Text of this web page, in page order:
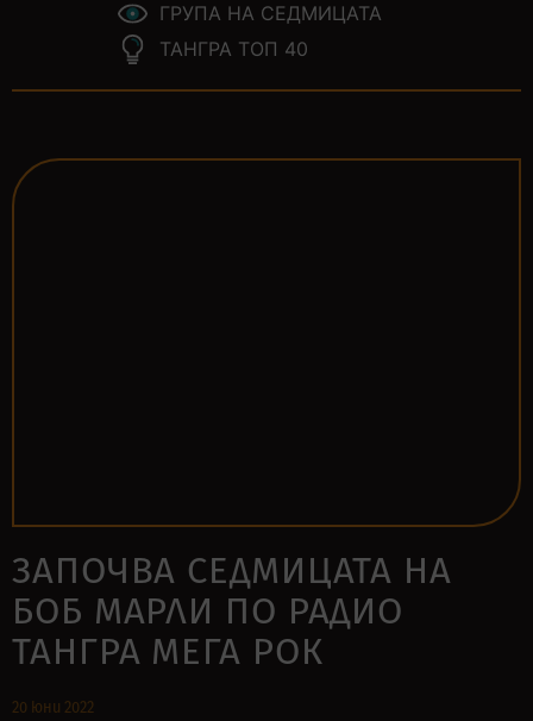
ГРУПА НА СЕДМИЦАТА
ТАНГРА ТОП 40
ЗАПОЧВА СЕДМИЦАТА НА
БОБ МАРЛИ ПО РАДИО
ТАНГРА МЕГА РОК
20 юни 2022